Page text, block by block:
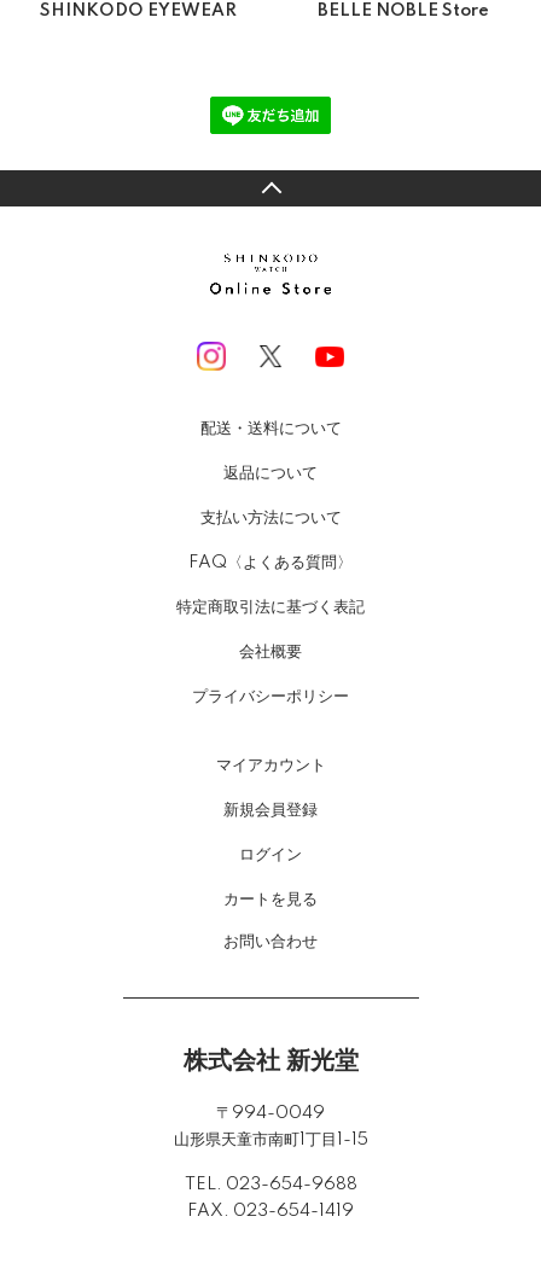
SHINKODO EYEWEAR BELLE NOBLE Store
配送・送料について
返品について
支払い方法について
FAQ〈よくある質問〉
特定商取引法に基づく表記
会社概要
プライバシーポリシー
マイアカウント
新規会員登録
ログイン
カートを見る
お問い合わせ
株式会社 新光堂
〒994-0049
山形県天童市南町1丁目1-15
TEL. 023-654-9688
FAX. 023-654-1419